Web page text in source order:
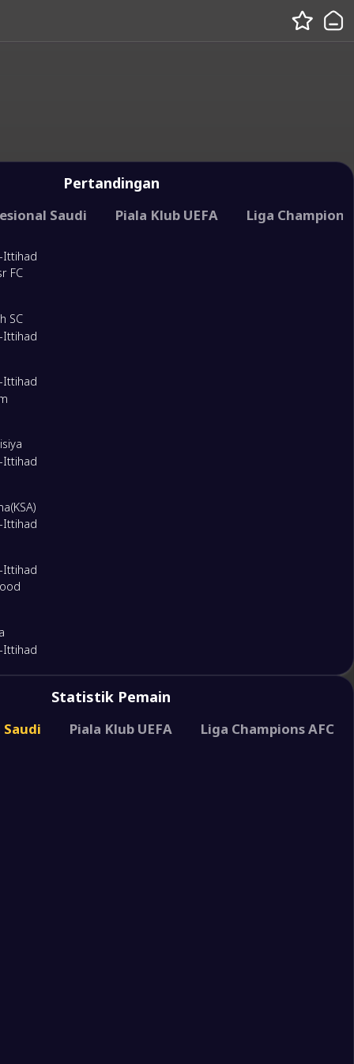
Antarklub
Pertandingan
Saudi Piala Klub UEFA Liga Champions
Ittihad
FC
SC
Ittihad
Ittihad
Ittihad
Ittihad
Ittihad
Ittihad
Statistik Pemain
Piala Klub UEFA Liga Champions AFC